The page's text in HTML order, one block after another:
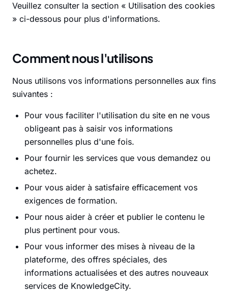
Veuillez consulter la section « Utilisation des cookies
» ci-dessous pour plus d'informations.
Comment nous l'utilisons
Nous utilisons vos informations personnelles aux fins
suivantes :
Pour vous faciliter l'utilisation du site en ne vous
obligeant pas à saisir vos informations
personnelles plus d'une fois.
Pour fournir les services que vous demandez ou
achetez.
Pour vous aider à satisfaire efficacement vos
exigences de formation.
Pour nous aider à créer et publier le contenu le
plus pertinent pour vous.
Pour vous informer des mises à niveau de la
plateforme, des offres spéciales, des
informations actualisées et des autres nouveaux
services de KnowledgeCity.